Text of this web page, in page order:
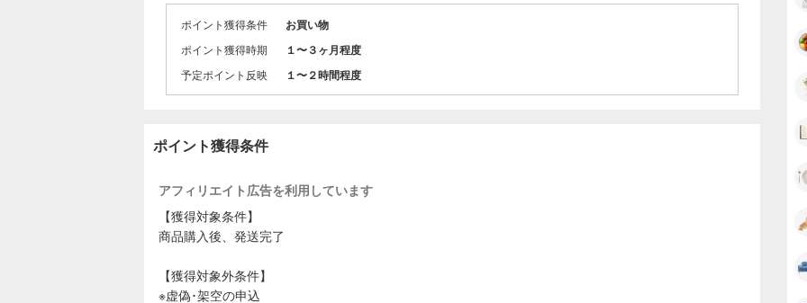
コーディネートアイテムやメンテナンス雑貨、オンラインストア限定ア
ウトレット商品もぜひご覧ください。
ポイント獲得条件 お買い物
ポイント獲得時期 １〜３ヶ月程度
予定ポイント反映 １〜２時間程度
ポイント獲得条件
アフィリエイト広告を利用しています
【獲得対象条件】
商品購入後、発送完了
【獲得対象外条件】
※虚偽･架空の申込